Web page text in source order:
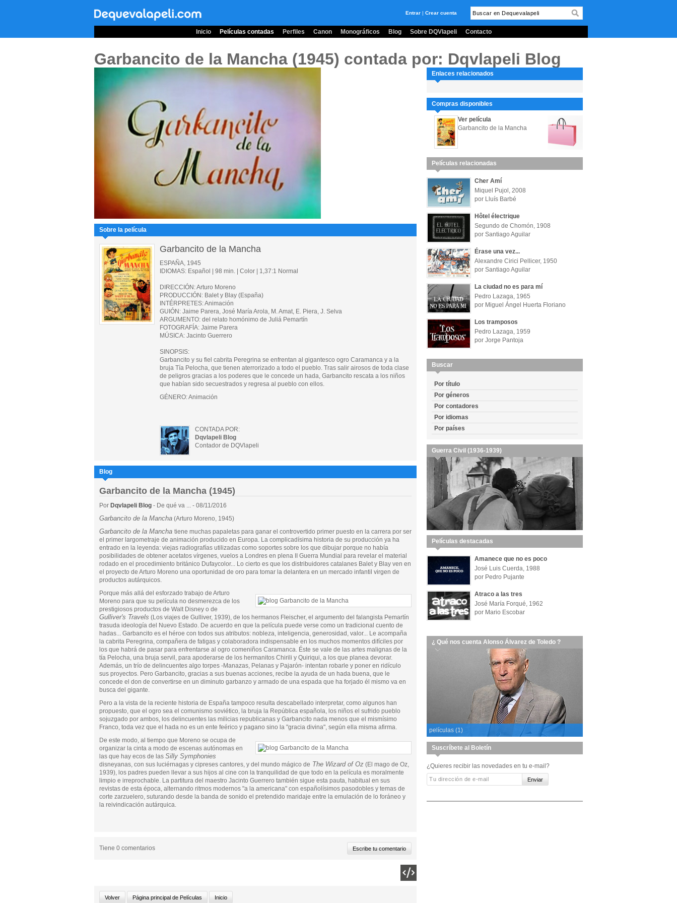
Entrar | Crear cuenta
Inicio Películas contadas Perfiles Canon Monográficos Blog Sobre DQVlapeli Contacto
Garbancito de la Mancha (1945) contada por: Dqvlapeli Blog
Sobre la película
Garbancito de la Mancha
ESPAÑA, 1945
IDIOMAS: Español | 98 min. | Color | 1,37:1 Normal
DIRECCIÓN: Arturo Moreno
PRODUCCIÓN: Balet y Blay (España)
INTÉRPRETES: Animación
GUIÓN: Jaime Parera, José María Arola, M. Amat, E. Piera, J. Selva
ARGUMENTO: del relato homónimo de Juliá Pemartín
FOTOGRAFÍA: Jaime Parera
MÚSICA: Jacinto Guerrero
SINOPSIS:
Garbancito y su fiel cabrita Peregrina se enfrentan al gigantesco ogro Caramanca y a la
bruja Tía Pelocha, que tienen aterrorizado a todo el pueblo. Tras salir airosos de toda clase
de peligros gracias a los poderes que le concede un hada, Garbancito rescata a los niños
que habían sido secuestrados y regresa al pueblo con ellos.
GÉNERO: Animación
CONTADA POR:
Dqvlapeli Blog
Contador de DQVlapeli
Blog
Garbancito de la Mancha (1945)
Por Dqvlapeli Blog - De qué va ... - 08/11/2016
Garbancito de la Mancha (Arturo Moreno, 1945)
Garbancito de la Mancha tiene muchas papaletas para ganar el controvertido primer puesto en la carrera por ser
el primer largometraje de animación producido en Europa. La complicadísima historia de su producción ya ha
entrado en la leyenda: viejas radiografías utilizadas como soportes sobre los que dibujar porque no había
posibilidades de obtener acetatos vírgenes, vuelos a Londres en plena II Guerra Mundial para revelar el material
rodado en el procedimiento británico Dufaycolor... Lo cierto es que los distribuidores catalanes Balet y Blay ven en
el proyecto de Arturo Moreno una oportunidad de oro para tomar la delantera en un mercado infantil virgen de
productos autárquicos.
Porque más allá del esforzado trabajo de Arturo
Moreno para que su película no desmerezca de los
prestigiosos productos de Walt Disney o de
Gulliver's Travels (Los viajes de Gulliver, 1939), de los hermanos Fleischer, el argumento del falangista Pemartín
trasuda ideología del Nuevo Estado. De acuerdo en que la película puede verse como un tradicional cuento de
hadas... Garbancito es el héroe con todos sus atributos: nobleza, inteligencia, generosidad, valor... Le acompaña
la cabrita Peregrina, compañera de fatigas y colaboradora indispensable en los muchos momentos difíciles por
los que habrá de pasar para enfrentarse al ogro comeniños Caramanca. Éste se vale de las artes malignas de la
tía Pelocha, una bruja servil, para apoderarse de los hermanitos Chirili y Quiriqui, a los que planea devorar.
Además, un trío de delincuentes algo torpes -Manazas, Pelanas y Pajarón- intentan robarle y poner en ridículo
sus proyectos. Pero Garbancito, gracias a sus buenas acciones, recibe la ayuda de un hada buena, que le
concede el don de convertirse en un diminuto garbanzo y armado de una espada que ha forjado él mismo va en
busca del gigante.
Pero a la vista de la reciente historia de España tampoco resulta descabellado interpretar, como algunos han
propuesto, que el ogro sea el comunismo soviético, la bruja la República española, los niños el sufrido pueblo
sojuzgado por ambos, los delincuentes las milicias republicanas y Garbancito nada menos que el mismísimo
Franco, toda vez que el hada no es un ente feérico y pagano sino la "gracia divina", según ella misma afirma.
De este modo, al tiempo que Moreno se ocupa de
organizar la cinta a modo de escenas autónomas en
las que hay ecos de las Silly Symphonies
disneyanas, con sus luciérnagas y cipreses cantores, y del mundo mágico de The Wizard of Oz (El mago de Oz,
1939), los padres pueden llevar a sus hijos al cine con la tranquilidad de que todo en la película es moralmente
limpio e irreprochable. La partitura del maestro Jacinto Guerrero también sigue esta pauta, habitual en sus
revistas de esta época, alternando ritmos modernos "a la americana" con españolísimos pasodobles y temas de
corte zarzuelero, suturando desde la banda de sonido el pretendido maridaje entre la emulación de lo foráneo y
la reivindicación autárquica.
Tiene 0 comentarios
Enlaces relacionados
Compras disponibles
Ver película
Garbancito de la Mancha
Películas relacionadas
Cher Amí
Miquel Pujol, 2008
por Lluís Barbé
Hôtel électrique
Segundo de Chomón, 1908
por Santiago Aguilar
Érase una vez...
Alexandre Cirici Pellicer, 1950
por Santiago Aguilar
La ciudad no es para mí
Pedro Lazaga, 1965
por Miguel Ángel Huerta Floriano
Los tramposos
Pedro Lazaga, 1959
por Jorge Pantoja
Buscar
Por título
Por géneros
Por contadores
Por idiomas
Por países
Guerra Civil (1936-1939)
Películas destacadas
Amanece que no es poco
José Luis Cuerda, 1988
por Pedro Pujante
Atraco a las tres
José María Forqué, 1962
por Mario Escobar
¿ Qué nos cuenta Alonso Álvarez de Toledo ?
películas (1)
Suscríbete al Boletín
¿Quieres recibir las novedades en tu e-mail?